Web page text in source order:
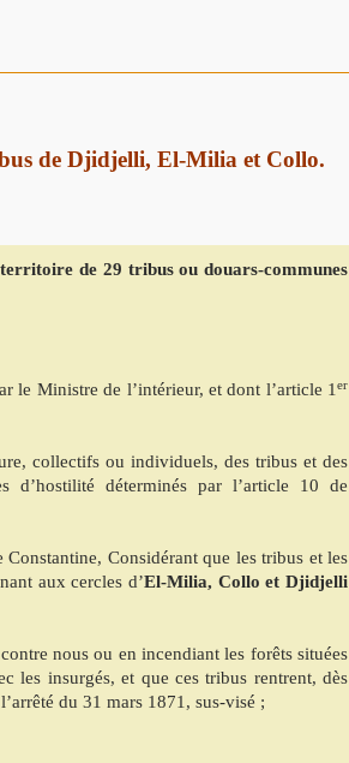
de Djidjelli, El-Milia et Collo.
de 29 tribus ou douars-communes
le Ministre de l’intérieur, et dont l’article 1er
collectifs ou individuels, des tribus et des
d’hostilité déterminés par l’article 10 de
Considérant que les tribus et les
aux cercles d’El-Milia, Collo et Djidjelli
nous ou en incendiant les forêts situées
les insurgés, et que ces tribus rentrent, dès
du 31 mars 1871, sus-visé ;